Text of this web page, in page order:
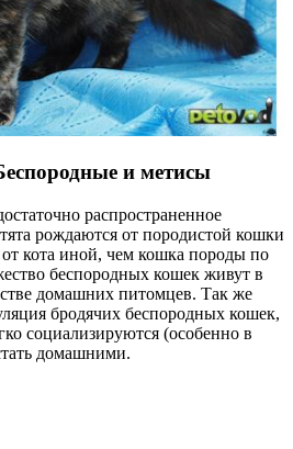
и метисы
распространенное
рождаются от породистой кошки
кота иной, чем кошка породы по
беспородных кошек живут в
домашних питомцев. Так же
бродячих беспородных кошек,
социализируются (особенно в
домашними.